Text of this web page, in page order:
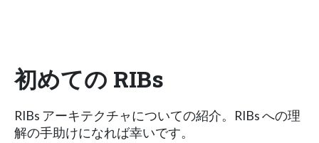
初めての RIBs
RIBs アーキテクチャについての紹介。RIBs への理
解の手助けになれば幸いです。